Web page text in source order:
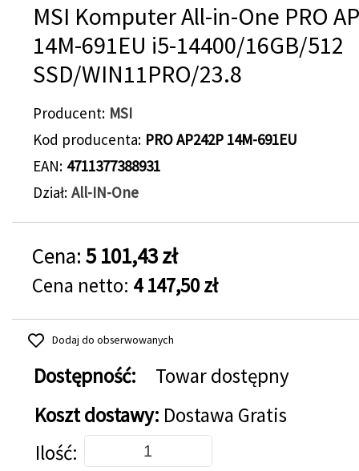
MSI Komputer All-in-One PRO
14M-691EU i5-14400/16GB/512
SSD/WIN11PRO/23.8
Producent MSI
Kod producenta PRO AP242P 14M-691EU
EAN 4711377388931
Dział All-IN-One
Cena: 5 101,43 zł
Cena netto: 4 147,50 zł
Dodaj do obserwowanych
Dostępność:
Towar dostępny
Koszt dostawy: Dostawa Gratis
Dodaj do koszyka
Ilość